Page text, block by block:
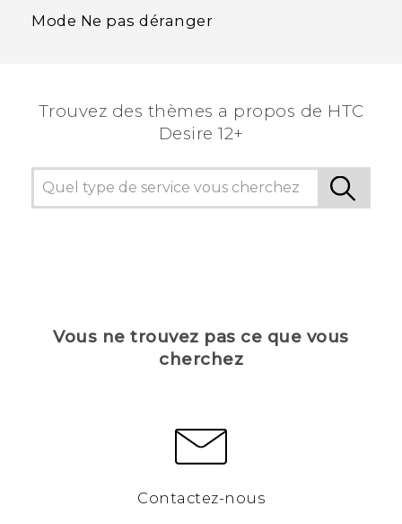
Mode Ne pas déranger
Trouvez des thèmes a propos de HTC
Desire 12+
Vous ne trouvez pas ce que vous
cherchez
Contactez-nous